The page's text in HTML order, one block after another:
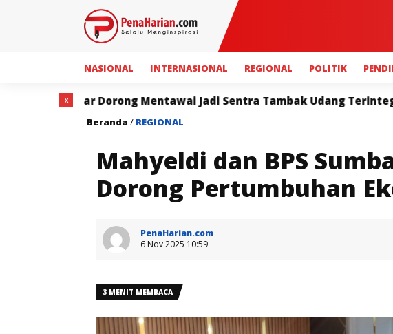
NASIONAL INTERNASIONAL REGIONAL POLITIK
Mentawai Jadi Sentra Tambak Udang Terintegrasi Sahroni: RUU
Beranda / REGIONAL
Mahyeldi dan BPS
Dorong Pertumbuhan
PenaHarian.com
6 Nov 2025 10:59
3 MENIT MEMBACA
x